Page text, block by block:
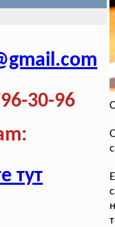
30-96
тут